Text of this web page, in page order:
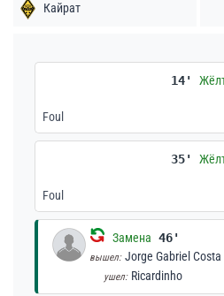
Кайрат
14'
Foul
35'
Foul
Замена 46'
вышел: Jorge Gabriel
ушел: Ricardinho